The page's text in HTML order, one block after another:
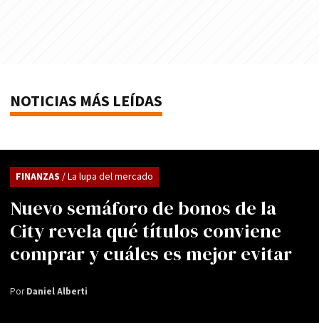
NOTICIAS MÁS LEÍDAS
Nuevo semáforo de bonos de la
City revela qué títulos conviene
comprar y cuáles es mejor evitar
FINANZAS / La lupa del mercado
PorDaniel Alberti